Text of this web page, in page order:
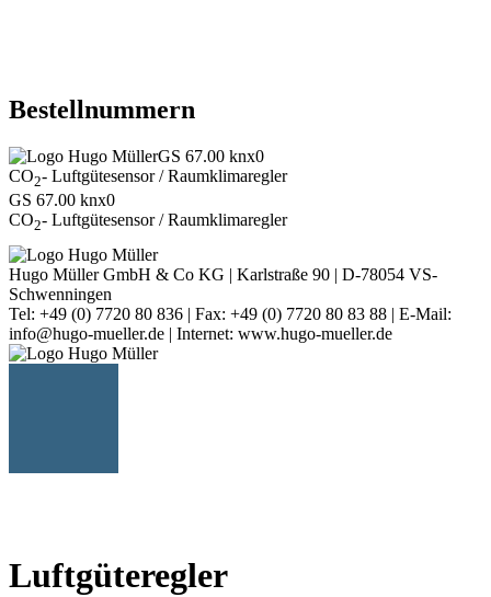
Bestellnummern
GS 67.00 knx0
CO2- Luftgütesensor / Raumklimaregler
GS 67.00 knx0
CO2- Luftgütesensor / Raumklimaregler
Hugo Müller GmbH & Co KG | Karlstraße 90 | D-78054 VS-
Schwenningen
Tel: +49 (0) 7720 80 836 | Fax: +49 (0) 7720 80 83 88 | E-Mail:
info@hugo-mueller.de | Internet: www.hugo-mueller.de
Luftgüteregler